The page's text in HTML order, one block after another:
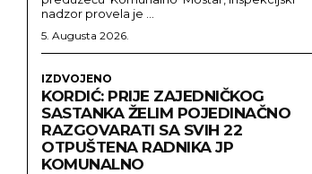
nadzor provela je ...
5. Augusta 2026.
IZDVOJENO
KORDIĆ: PRIJE ZAJEDNIČKOG
SASTANKA ŽELIM POJEDINAČNO
RAZGOVARATI SA SVIH 22
OTPUŠTENA RADNIKA JP
KOMUNALNO